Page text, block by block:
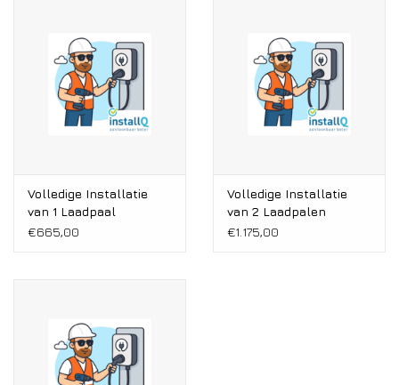
Installatie
Gereedschap
Tips van de Expert
0% BTW tarief
Volledige Installatie
van 1 Laadpaal
€665,00
Volledige Installatie
van 2 Laadpalen
€1.175,00